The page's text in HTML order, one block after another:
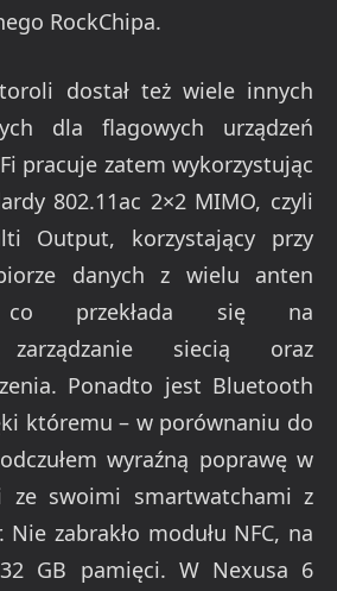
RockChipa.
dostał też wiele innych
dla flagowych urządzeń
pracuje zatem wykorzystując
802.11ac 2×2 MIMO, czyli
Output, korzystający przy
danych z wielu anten
co przekłada się na
zarządzanie siecią oraz
Ponadto jest Bluetooth
któremu – w porównaniu do
wyraźną poprawę w
ze swoimi smartwatchami z
zabrakło modułu NFC, na
GB pamięci. W Nexusa 6